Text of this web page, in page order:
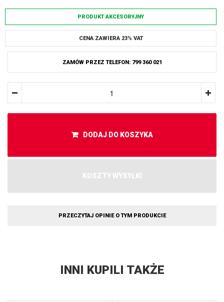
PRODUKT AKCESORYJNY
CENA ZAWIERA 23% VAT
ZAMÓW PRZEZ TELEFON: 799 360 021
DODAJ DO KOSZYKA
KOSZTY WYSYŁKI
PRZECZYTAJ OPINIE O TYM PRODUKCIE
INNI KUPILI TAKŻE